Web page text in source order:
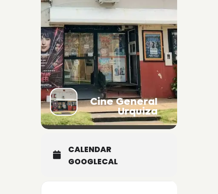
rquizasj/
POR MAS INFORMACION
+54 9 (3447) 45 2278 (WhatsApp)
Cine y Teatro Urquiza. Dirección:
25 de mayo 1849, Villa San José,
Entre Ríos.
///Cartelera y precios sujetos a
modificación sin previo aviso///
Cine General
Urquiza
CALENDAR
GOOGLECAL